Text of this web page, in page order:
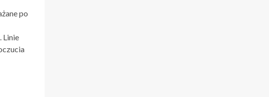
po
. Linie